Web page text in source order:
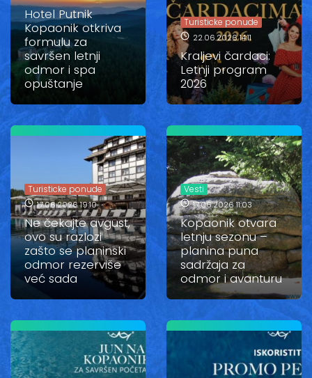
Vesti
Oglasi
Galerija
Copyright© 2020
HopNaKop
Hotel Putnik
Kopaonik otkriva
formulu za
savršen letnji
odmor i spa
opuštanje
Turisticke ponude
22.06.2026 14:11
Kraljevi čardaci:
Letnji program
2026
Turisticke ponude
17.06.2026 19:10
Ne čekajte avgust,
ovo su razlozi
zašto se planinski
odmor rezerviše
već sada
Vesti
17.06.2026 11:03
Kopaonik otvara
letnju sezonu –
planina puna
sadržaja za
odmor i avanturu